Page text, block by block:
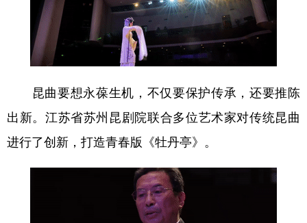
昆曲要想永葆生机，不仅要保护传承，还要推陈
出新。江苏省苏州昆剧院联合多位艺术家对传统昆曲
进行了创新，打造青春版《牡丹亭》。